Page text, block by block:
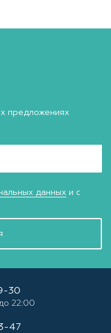
предложениях
данных и с
30
22:00
47